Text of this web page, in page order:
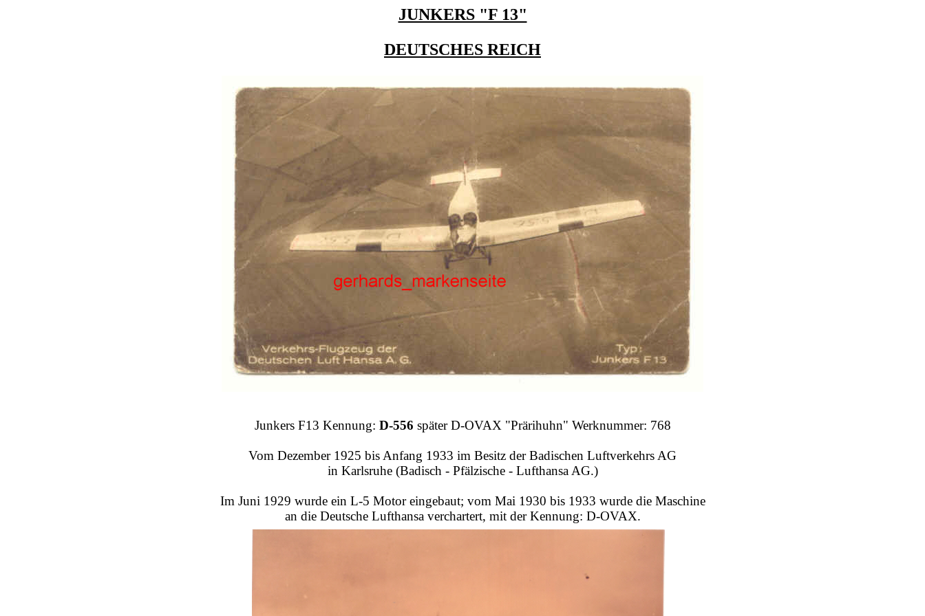
JUNKERS "F 13"
DEUTSCHES REICH
Junkers F13 Kennung: D-556 später D-OVAX "Prärihuhn" Werknummer: 768
Vom Dezember 1925 bis Anfang 1933 im Besitz der Badischen Luftverkehrs AG
in Karlsruhe (Badisch - Pfälzische - Lufthansa AG.)
Im Juni 1929 wurde ein L-5 Motor eingebaut; vom Mai 1930 bis 1933 wurde die Maschine
an die Deutsche Lufthansa verchartert, mit der Kennung: D-OVAX.